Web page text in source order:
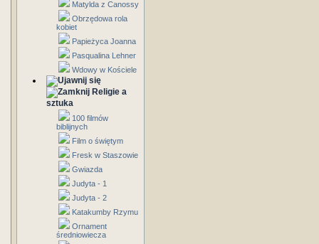
Matylda z Canossy
Obrzędowa rola
kobiet
Papieżyca Joanna
Pasqualina Lehner
Wdowy w Kościele
Religie a
sztuka
100 filmów
biblijnych
Film o świętym
Fresk w Staszowie
Gwiazda
Judyta - 1
Judyta - 2
Katakumby Rzymu
Ornament
średniowiecza